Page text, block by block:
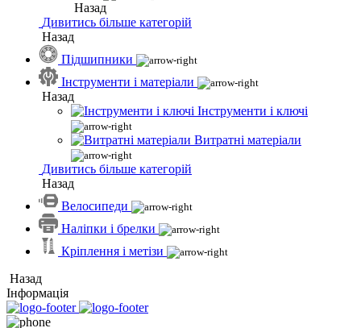
Назад
Дивитись більше категорій
Назад
Підшипники
Інструменти і матеріали
Назад
Інструменти і ключі
Витратні матеріали
Дивитись більше категорій
Назад
Велосипеди
Наліпки і брелки
Кріплення і метізи
Назад
Інформація